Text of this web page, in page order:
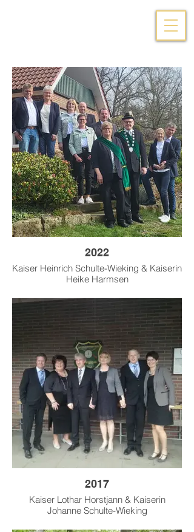
2022
Kaiser Heinrich Schulte-Wieking & Kaiserin
Heike Harmsen
2017
Kaiser Lothar Horstjann & Kaiserin
Johanne Schulte-Wieking